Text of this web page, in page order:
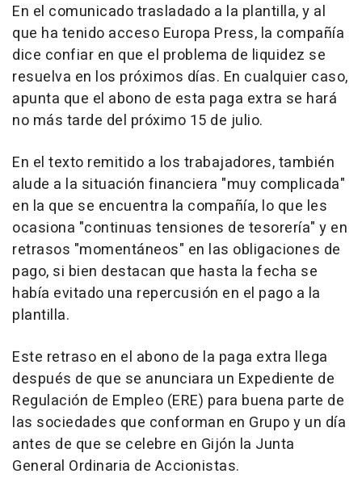
En el comunicado trasladado a la plantilla, y al
que ha tenido acceso Europa Press, la compañía
dice confiar en que el problema de liquidez se
resuelva en los próximos días. En cualquier caso,
apunta que el abono de esta paga extra se hará
no más tarde del próximo 15 de julio.
En el texto remitido a los trabajadores, también
alude a la situación financiera "muy complicada"
en la que se encuentra la compañía, lo que les
ocasiona "continuas tensiones de tesorería" y en
retrasos "momentáneos" en las obligaciones de
pago, si bien destacan que hasta la fecha se
había evitado una repercusión en el pago a la
plantilla.
Este retraso en el abono de la paga extra llega
después de que se anunciara un Expediente de
Regulación de Empleo (ERE) para buena parte de
las sociedades que conforman en Grupo y un día
antes de que se celebre en Gijón la Junta
General Ordinaria de Accionistas.